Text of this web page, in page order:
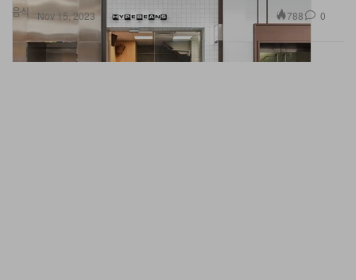
음식 Nov 15, 2023 788 0